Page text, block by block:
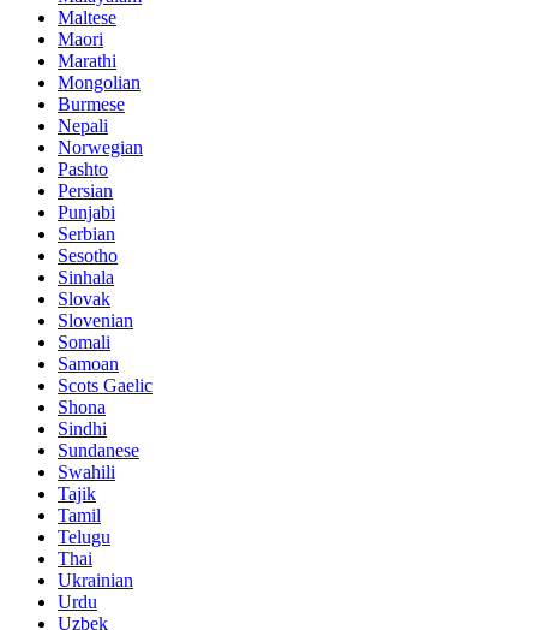
Maltese
Maori
Marathi
Mongolian
Burmese
Nepali
Norwegian
Pashto
Persian
Punjabi
Serbian
Sesotho
Sinhala
Slovak
Slovenian
Somali
Samoan
Scots Gaelic
Shona
Sindhi
Sundanese
Swahili
Tajik
Tamil
Telugu
Thai
Ukrainian
Urdu
Uzbek